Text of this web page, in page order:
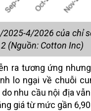
4/2026 của chỉ
2 (Nguồn: Cotton Inc)
ra tương ứng
lo ngại về chuỗi
nhu cầu nội địa
giá từ mức gần